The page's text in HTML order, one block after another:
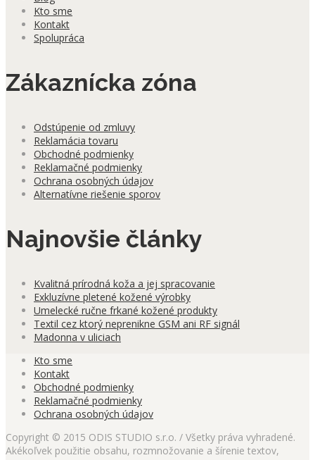
Kto sme
Kontakt
Spolupráca
Zákaznícka zóna
Odstúpenie od zmluvy
Reklamácia tovaru
Obchodné podmienky
Reklamačné podmienky
Ochrana osobných údajov
Alternatívne riešenie sporov
Najnovšie články
Kvalitná prírodná koža a jej spracovanie
Exkluzívne pletené kožené výrobky
Umelecké ručne frkané kožené produkty
Textil cez ktorý neprenikne GSM ani RF signál
Madonna v uliciach
Kto sme
Kontakt
Obchodné podmienky
Reklamačné podmienky
Ochrana osobných údajov
Copyright © 2015 ODIS STUDIO s.r.o. / Všetky práva vyhradené.
Akékoľvek použitie obsahu, rozmnožovanie a šírenie textov,